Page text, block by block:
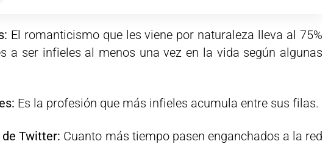
El romanticismo que les viene por naturaleza lleva al 75%
a ser infieles al menos una vez en la vida según algunas
Es la profesión que más infieles acumula entre sus filas.
Twitter: Cuanto más tiempo pasen enganchados a la red